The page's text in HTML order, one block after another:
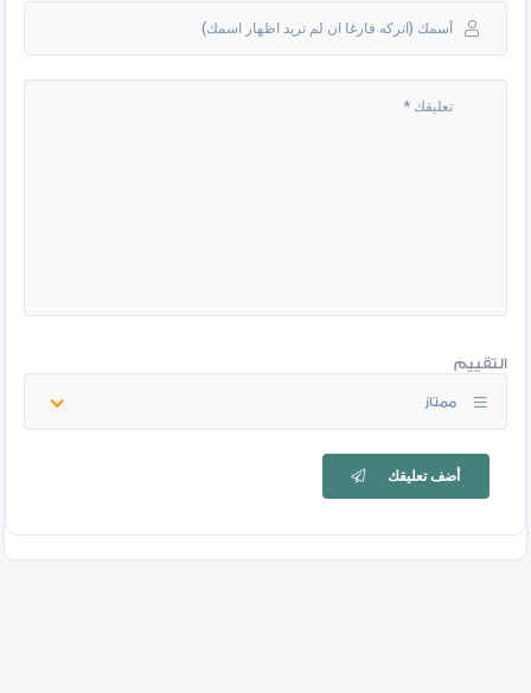
التقييم
ممتاز
أضف تعليقك